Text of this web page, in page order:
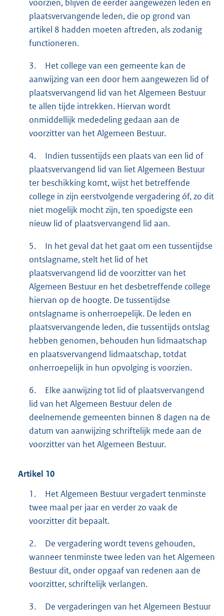
voorzien, blijven de eerder aangewezen leden en
plaatsvervangende leden, die op grond van
artikel 8 hadden moeten aftreden, als zodanig
functioneren.
3.
Het college van een gemeente kan de
aanwijzing van een door hem aangewezen lid of
plaatsvervangend lid van het Algemeen Bestuur
te allen tijde intrekken. Hiervan wordt
onmiddellijk mededeling gedaan aan de
voorzitter van het Algemeen Bestuur.
4.
Indien tussentijds een plaats van een lid of
plaatsvervangend lid van liet Algemeen Bestuur
ter beschikking komt, wijst het betreffende
college in zijn eerstvolgende vergadering óf, zo dit
niet mogelijk mocht zijn, ten spoedigste een
nieuw lid of plaatsvervangend lid aan.
5.
In het geval dat het gaat om een tussentijdse
ontslagname, stelt het lid of het
plaatsvervangend lid de voorzitter van het
Algemeen Bestuur en het desbetreffende college
hiervan op de hoogte. De tussentijdse
ontslagname is onherroepelijk. De leden en
plaatsvervangende leden, die tussentijds ontslag
hebben genomen, behouden hun lidmaatschap
en plaatsvervangend lidmaatschap, totdat
onherroepelijk in hun opvolging is voorzien.
6.
Elke aanwijzing tot lid of plaatsvervangend
lid van het Algemeen Bestuur delen de
deelnemende gemeenten binnen 8 dagen na de
datum van aanwijzing schriftelijk mede aan de
voorzitter van het Algemeen Bestuur.
Artikel 10
1.
Het Algemeen Bestuur vergadert tenminste
twee maal per jaar en verder zo vaak de
voorzitter dit bepaalt.
2.
De vergadering wordt tevens gehouden,
wanneer tenminste twee leden van het Algemeen
Bestuur dit, onder opgaaf van redenen aan de
voorzitter, schriftelijk verlangen.
3.
De vergaderingen van het Algemeen Bestuur